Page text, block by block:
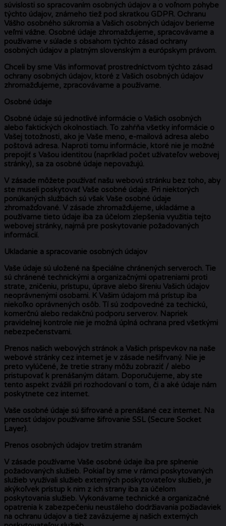
súvislosti so spracovaním osobných údajov a o voľnom pohybe
týchto údajov, známeho tiež pod skratkou GDPR. Ochranu
Vášho osobného súkromia a Vašich osobných údajov berieme
veľmi vážne. Osobné údaje zhromažďujeme, spracovávame a
používame v súlade s obsahom týchto zásad ochrany
osobných údajov a platným slovenským a európskym právom.
Chceli by sme Vás informovať prostredníctvom týchto zásad
ochrany osobných údajov, ktoré z Vašich osobných údajov
zhromažďujeme, zpracovávame a používame.
Osobné údaje
Osobné údaje sú jednotlivé informácie o Vašich osobných
alebo faktických okolnostiach. To zahŕňa všetky informácie o
Vašej totožnosti, ako je Vaše meno, e-mailová adresa alebo
poštová adresa. Naproti tomu informácie, ktoré nie je možné
prepojiť s Vašou identitou (napríklad počet užívateľov webovej
stránky), sa za osobné údaje nepovažujú.
V zásade môžete používať našu webovú stránku bez toho, aby
ste museli poskytovať Vaše osobné údaje. Pri niektorých
ponúkaných službách sú však Vaše osobné údaje
zhromažďované. V zásade zhromažďujeme, ukladáme a
používame tieto údaje iba za účelom zlepšenia využitia tejto
webovej stránky, najmä pre poskytovanie požadovaných
informácií.
Ukladanie a spracovanie osobných údajov
Vaše údaje sú uložené na špeciálne chránených serveroch. Tie
sú chránené technickými a organizačnými opatreniami proti
strate, zničeniu, prístupu, úprave alebo šíreniu Vašich údajov
neoprávnenými osobami. K Vašim údajom má prístup iba
niekoľko oprávnených osôb. Tí sú zodpovedné za techickú,
komerčnú alebo redakčnú podporu serverov. Napriek
pravidelnej kontrole nie je možná úplná ochrana pred všetkými
nebezpečenstvami.
Prenos našich webových stránok a Vašich príspevkov na naše
webové stránky cez internet je v zásade nešifrvaný. Nie je
preto vylúčené, že tretie strany môžu zobraziť / alebo
pristupovať k prenášaným dátam. Doporučujeme, aby ste
tento aspekt zvážili pri rozhodovaní o tom, či a aké údaje nám
poskytnete cez internet.
Vaše osobné údaje sú šifrované a prenášané cez internet. Na
prenost údajov používame šifrovanie SSL (Secure Socket
Layer).
Prenos osobných údajov tretím stranám
V zásade používame Vaše osobné údaje iba pre splnenie
požadovaných služieb. Pokiaľ by sme v rámci poskytovaných
služieb využívali služieb externých poskytovateľov služieb, je
akýkoľvek prístup k nim z ich strany iba za účelom
poskytovania služieb. Vykonávame technické a organizačné
opatrenia k zabezpečeniu neustáleho dodržiavania požiadaviek
na ochranu údajov a tiež zaväzujeme aj našich externých